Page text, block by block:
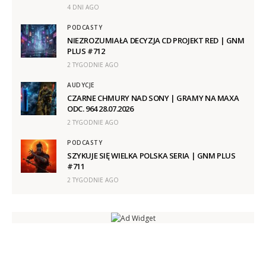
4 DNI AGO
PODCASTY
NIEZROZUMIAŁA DECYZJA CD PROJEKT RED | GNM
PLUS #712
2 TYGODNIE AGO
AUDYCJE
CZARNE CHMURY NAD SONY | GRAMY NA MAXA
ODC. 964 28.07.2026
2 TYGODNIE AGO
PODCASTY
SZYKUJE SIĘ WIELKA POLSKA SERIA | GNM PLUS
#711
2 TYGODNIE AGO